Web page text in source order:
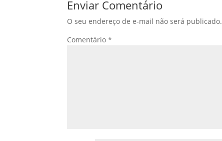
Enviar Comentário
O seu endereço de e-mail não será publicado.
Comentário*